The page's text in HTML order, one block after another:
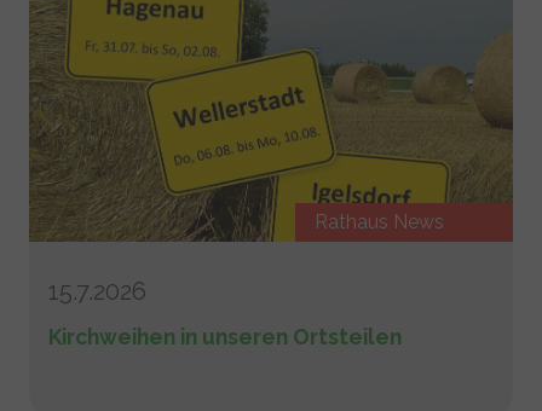
Rathaus News
Kirchweihen in unseren Ortsteilen
15.7.2026